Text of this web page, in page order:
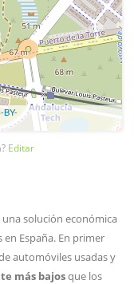
BY-
Editar
una solución económica
España. En primer
automóviles usadas y
más bajosque los